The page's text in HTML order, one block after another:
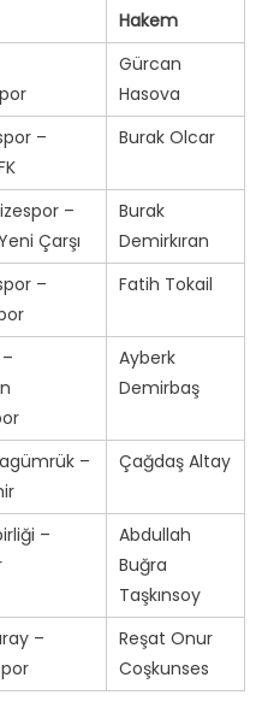
Hakem
Gürcan
Hasova
–
Burak Olcar
–
Çarşı
Burak
Demirkıran
–
Fatih Tokail
Ayberk
Demirbaş
–
Çağdaş Altay
–
Abdullah
Buğra
Taşkınsoy
–
Reşat Onur
Coşkunses